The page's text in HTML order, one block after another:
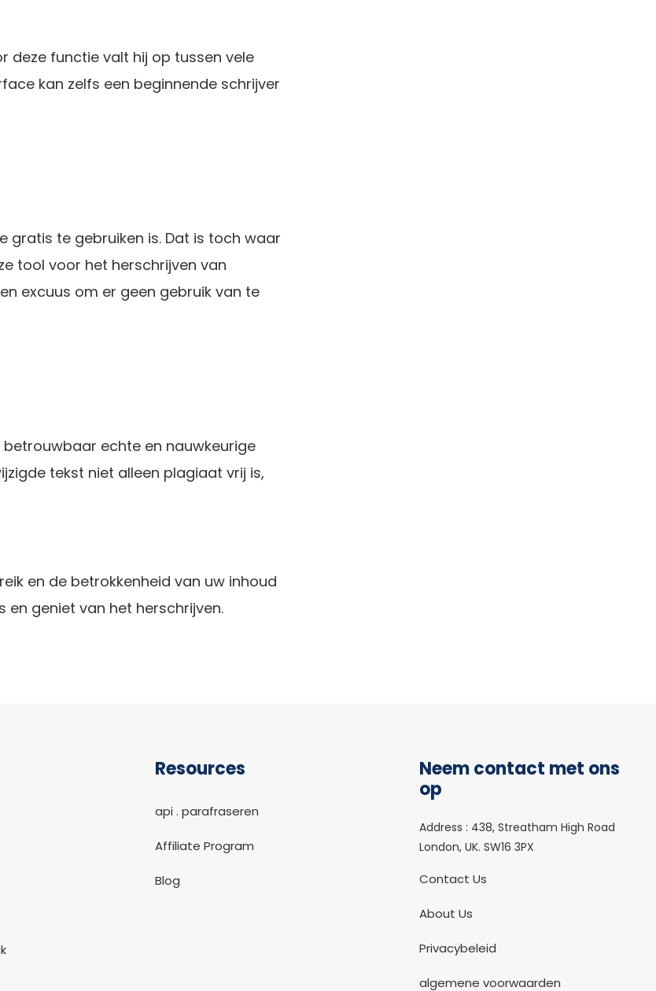
deze functie valt hij op tussen vele
kan zelfs een beginnende schrijver
gratis te gebruiken is. Dat is toch waar
tool voor het herschrijven van
excuus om er geen gebruik van te
betrouwbaar echte en nauwkeurige
tekst niet alleen plagiaat vrij is,
en de betrokkenheid van uw inhoud
en geniet van het herschrijven.
Resources
api . parafraseren
Affiliate Program
Blog
Neem contact met ons
op
Address : 438, Streatham High Road
London, UK. SW16 3PX
Contact Us
About Us
Privacybeleid
algemene voorwaarden